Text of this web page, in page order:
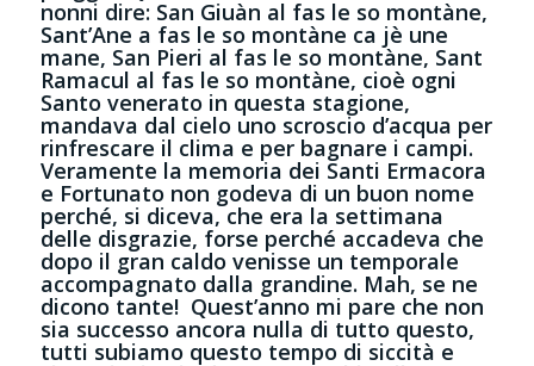
nonni dire: San Giuàn al fas le so montàne,
Sant’Ane a fas le so montàne ca jè une
mane, San Pieri al fas le so montàne, Sant
Ramacul al fas le so montàne, cioè ogni
Santo venerato in questa stagione,
mandava dal cielo uno scroscio d’acqua per
rinfrescare il clima e per bagnare i campi.
Veramente la memoria dei Santi Ermacora
e Fortunato non godeva di un buon nome
perché, si diceva, che era la settimana
delle disgrazie, forse perché accadeva che
dopo il gran caldo venisse un temporale
accompagnato dalla grandine. Mah, se ne
dicono tante! Quest’anno mi pare che non
sia successo ancora nulla di tutto questo,
tutti subiamo questo tempo di siccità e